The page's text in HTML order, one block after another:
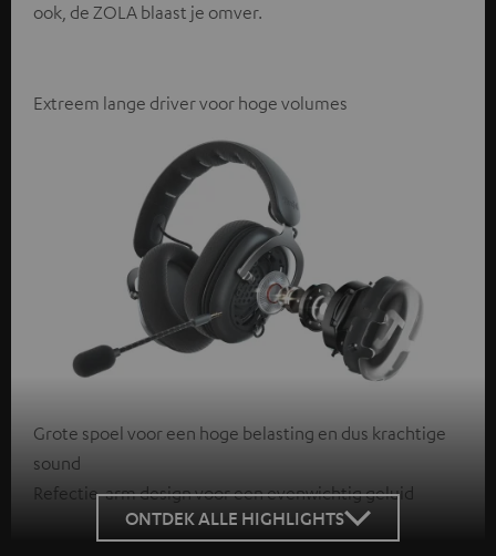
ook, de ZOLA blaast je omver.
Extreem lange driver voor hoge volumes
Grote spoel voor een hoge belasting en dus krachtige
sound
Refectie-arm design voor een evenwichtig geluid
ONTDEK ALLE HIGHLIGHTS